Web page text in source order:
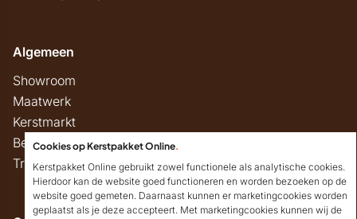
Algemeen
Showroom
Maatwerk
Kerstmarkt
Belastingregels
Track & Trace
Cookies op Kerstpakket Online.
Kerstpakket Online gebruikt zowel functionele als analytische cookies.
Hierdoor kan de website goed functioneren en worden bezoeken op de
website goed gemeten. Daarnaast kunnen er marketingcookies worden
geplaatst als je deze accepteert. Met marketingcookies kunnen wij de